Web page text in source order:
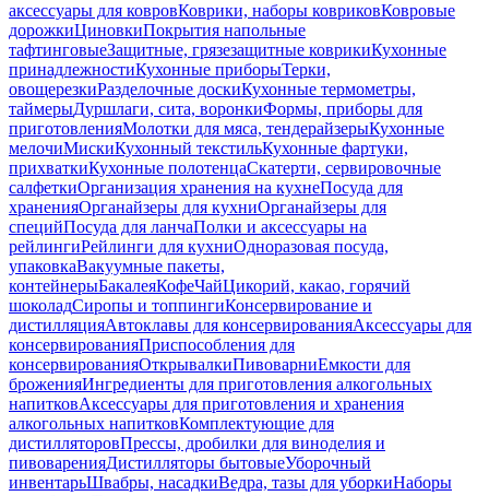
аксессуары для ковровКоврики, наборы ковриковКовровые
дорожкиЦиновкиПокрытия напольные
тафтинговыеЗащитные, грязезащитные коврикиКухонные
принадлежностиКухонные приборыТерки,
овощерезкиРазделочные доскиКухонные термометры,
таймерыДуршлаги, сита, воронкиФормы, приборы для
приготовленияМолотки для мяса, тендерайзерыКухонные
мелочиМискиКухонный текстильКухонные фартуки,
прихваткиКухонные полотенцаСкатерти, сервировочные
салфеткиОрганизация хранения на кухнеПосуда для
храненияОрганайзеры для кухниОрганайзеры для
специйПосуда для ланчаПолки и аксессуары на
рейлингиРейлинги для кухниОдноразовая посуда,
упаковкаВакуумные пакеты,
контейнерыБакалеяКофеЧайЦикорий, какао, горячий
шоколадСиропы и топпингиКонсервирование и
дистилляцияАвтоклавы для консервированияАксессуары для
консервированияПриспособления для
консервированияОткрывалкиПивоварниЕмкости для
броженияИнгредиенты для приготовления алкогольных
напитковАксессуары для приготовления и хранения
алкогольных напитковКомплектующие для
дистилляторовПрессы, дробилки для виноделия и
пивоваренияДистилляторы бытовыеУборочный
инвентарьШвабры, насадкиВедра, тазы для уборкиНаборы